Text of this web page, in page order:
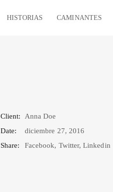
HISTORIAS CAMINANTES
Client:
Anna Doe
Date:
diciembre 27, 2016
Share:
Facebook, Twitter,Linkedin